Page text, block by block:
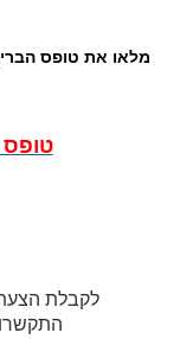
מלאו את טופס
לקבלת